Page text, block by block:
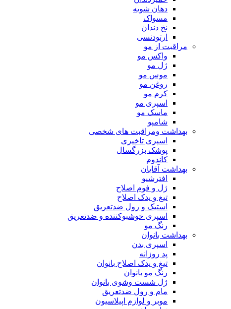
دهان شویه
مسواک
نخ دندان
ارتودنسی
مراقبت از مو
واکس مو
ژل مو
موس مو
روغن مو
کرم مو
اسپری مو
ماسک مو
شامپو
بهداشت ومراقبت های شخصی
اسپری تاخیری
پوشک بزرگسال
کاندوم
بهداشت آقایان
افترشیو
ژل و فوم اصلاح
تیغ و یدک اصلاح
استیک و رول ضدتعریق
اسپری خوشبوکننده و ضدتعریق
رنگ مو
بهداشت بانوان
اسپری بدن
پد روزانه
تیغ و یدک اصلاح بانوان
رنگ مو بانوان
ژل شست وشوی بانوان
مام و رول ضدتعریق
موبر و لوازم اپیلاسیون